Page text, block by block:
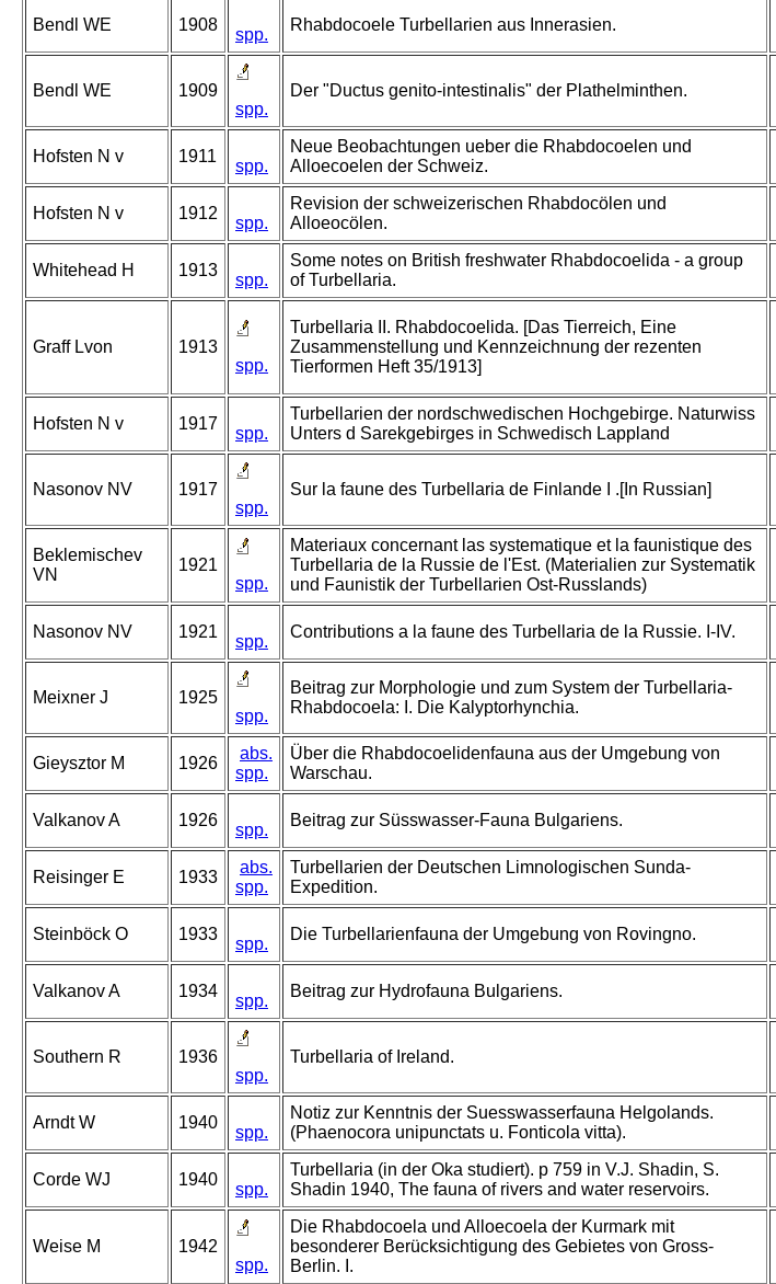
Bendl WE 1908
spp.
Rhabdocoele Turbellarien aus Innerasien.
Bendl WE
1909
spp.
Der "Ductus genito-intestinalis" der Plathelminthen.
Hofsten N v 1911
spp.
Neue Beobachtungen ueber die Rhabdocoelen und
Alloecoelen der Schweiz.
Hofsten N v 1912
spp.
Revision der schweizerischen Rhabdocölen und
Alloeocölen.
Whitehead H 1913
spp.
Some notes on British freshwater Rhabdocoelida - a group
of Turbellaria.
Graff Lvon
1913
spp.
Turbellaria II. Rhabdocoelida. [Das Tierreich, Eine
Zusammenstellung und Kennzeichnung der rezenten
Tierformen Heft 35/1913]
Hofsten N v 1917
spp.
Turbellarien der nordschwedischen Hochgebirge. Naturwiss
Unters d Sarekgebirges in Schwedisch Lappland
Nasonov NV
1917
spp.
Sur la faune des Turbellaria de Finlande I .[In Russian]
Beklemischev
VN
1921
spp.
Materiaux concernant las systematique et la faunistique des
Turbellaria de la Russie de l'Est. (Materialien zur Systematik
und Faunistik der Turbellarien Ost-Russlands)
Nasonov NV 1921
spp.
Contributions a la faune des Turbellaria de la Russie. I-IV.
Meixner J
1925
spp.
Beitrag zur Morphologie und zum System der Turbellaria-
Rhabdocoela: I. Die Kalyptorhynchia.
Gieysztor M 1926
abs.
spp.
Über die Rhabdocoelidenfauna aus der Umgebung von
Warschau.
Valkanov A 1926
spp.
Beitrag zur Süsswasser-Fauna Bulgariens.
Reisinger E 1933
abs.
spp.
Turbellarien der Deutschen Limnologischen Sunda-
Expedition.
Steinböck O 1933
spp.
Die Turbellarienfauna der Umgebung von Rovingno.
Valkanov A 1934
spp.
Beitrag zur Hydrofauna Bulgariens.
Southern R
1936
spp.
Turbellaria of Ireland.
Arndt W 1940
spp.
Notiz zur Kenntnis der Suesswasserfauna Helgolands.
(Phaenocora unipunctats u. Fonticola vitta).
Corde WJ 1940
spp.
Turbellaria (in der Oka studiert). p 759 in V.J. Shadin, S.
Shadin 1940, The fauna of rivers and water reservoirs.
Weise M
1942
spp.
Die Rhabdocoela und Alloecoela der Kurmark mit
besonderer Berücksichtigung des Gebietes von Gross-
Berlin. I.